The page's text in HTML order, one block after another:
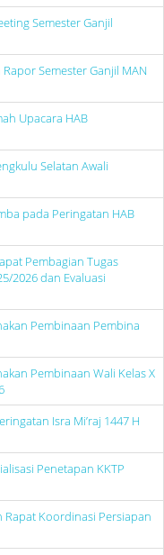
Semester Ganjil
Semester Ganjil MAN
Upacara HAB
Selatan Awali
pada Peringatan HAB
Pembagian Tugas
2026 dan Evaluasi
Pembinaan Pembina
Pembinaan Wali Kelas X
Isra Mi’raj 1447 H
Penetapan KKTP
Rapat Koordinasi Persiapan